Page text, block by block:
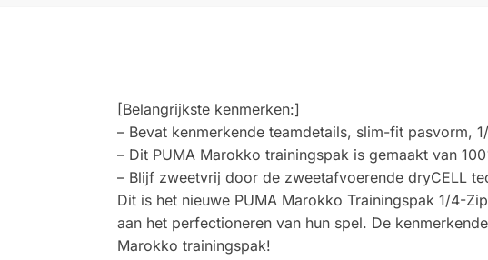
[Belangrijkste kenmerken:]
– Bevat kenmerkende teamdetails, slim-fit pasvorm,
– Dit PUMA Marokko trainingspak is gemaakt van
– Blijf zweetvrij door de zweetafvoerende dryCELL
Dit is het nieuwe PUMA Marokko Trainingspak 1/4-
aan het perfectioneren van hun spel. De
Marokko trainingspak!